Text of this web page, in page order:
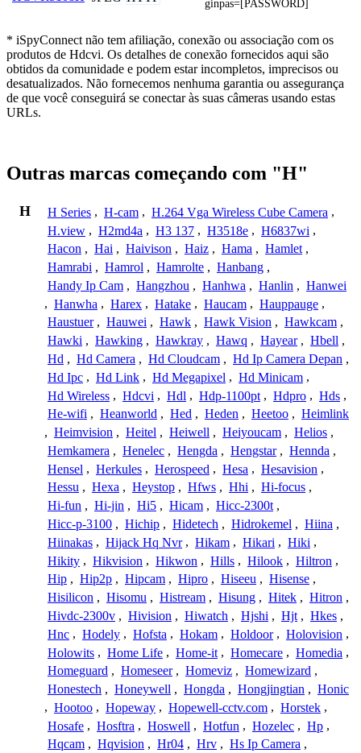
ginpas=[PASSWORD]
* iSpyConnect não tem afiliação, conexão ou associação com os
produtos de Hdcvi. Os detalhes de conexão fornecidos aqui são
obtidos da comunidade e podem estar incompletos, imprecisos ou
desatualizados. Não fornecemos nenhuma garantia ou assegurança
de que você conseguirá se conectar às suas câmeras usando estas
URLs.
Outras marcas começando com "H"
H H Series , H-cam , H.264 Vga Wireless Cube Camera ,
H.view , H2md4a , H3 137 , H3518e , H6837wi ,
Hacon , Hai , Haivison , Haiz , Hama , Hamlet ,
Hamrabi , Hamrol , Hamrolte , Hanbang ,
Handy Ip Cam , Hangzhou , Hanhwa , Hanlin , Hanwei
, Hanwha , Harex , Hatake , Haucam , Hauppauge ,
Haustuer , Hauwei , Hawk , Hawk Vision , Hawkcam ,
Hawki , Hawking , Hawkray , Hawq , Hayear , Hbell ,
Hd , Hd Camera , Hd Cloudcam , Hd Ip Camera Depan ,
Hd Ipc , Hd Link , Hd Megapixel , Hd Minicam ,
Hd Wireless , Hdcvi , Hdl , Hdp-1100pt , Hdpro , Hds ,
He-wifi , Heanworld , Hed , Heden , Heetoo , Heimlink
, Heimvision , Heitel , Heiwell , Heiyoucam , Helios ,
Hemkamera , Henelec , Hengda , Hengstar , Hennda ,
Hensel , Herkules , Herospeed , Hesa , Hesavision ,
Hessu , Hexa , Heystop , Hfws , Hhi , Hi-focus ,
Hi-fun , Hi-jin , Hi5 , Hicam , Hicc-2300t ,
Hicc-p-3100 , Hichip , Hidetech , Hidrokemel , Hiina ,
Hiinakas , Hijack Hq Nvr , Hikam , Hikari , Hiki ,
Hikity , Hikvision , Hikwon , Hills , Hilook , Hiltron ,
Hip , Hip2p , Hipcam , Hipro , Hiseeu , Hisense ,
Hisilicon , Hisomu , Histream , Hisung , Hitek , Hitron ,
Hivdc-2300v , Hivision , Hiwatch , Hjshi , Hjt , Hkes ,
Hnc , Hodely , Hofsta , Hokam , Holdoor , Holovision ,
Holowits , Home Life , Home-it , Homecare , Homedia ,
Homeguard , Homeseer , Homeviz , Homewizard ,
Honestech , Honeywell , Hongda , Hongjingtian , Honic
, Hootoo , Hopeway , Hopewell-cctv.com , Horstek ,
Hosafe , Hosftra , Hoswell , Hotfun , Hozelec , Hp ,
Hqcam , Hqvision , Hr04 , Hrv , Hs Ip Camera ,